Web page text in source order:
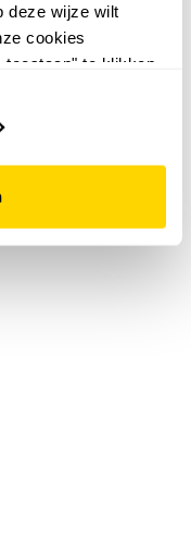
deze wijze wilt
cookies
te klikken.